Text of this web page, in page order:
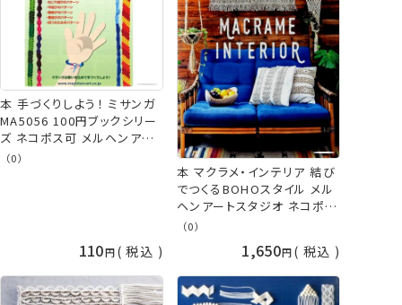
本 手づくりしよう！ ミサンガ
MA5056 100円ブックシリー
ズ ネコポス可 メルヘンアー
ト 手芸の山久
（0）
110 税込
本 マクラメ・インテリア 結び
でつくるBOHOスタイル メル
ヘンアートスタジオ ネコポス
可 メルヘンアート グラフィッ
（0）
1,650 税込